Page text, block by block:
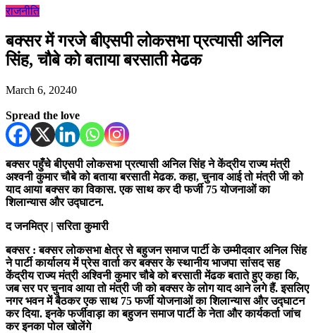
राजनीति
बक्सर में गरजे बीएसपी लोकसभा प्रत्यासी अनिल
सिंह, चौबे को बताया बरसाती मेढक
March 6, 20240
Spread the love
बक्सर पहुँचे बीएसपी लोकसभा प्रत्यासी अनिल सिंह ने केंद्रीय राज्य मंत्री
अश्वनी कुमार चौबे को बताया बरसाती मेढक. कहा, चुनाव आई तो मंत्री जी को
याद आया बक्सर का विकास. एक साथ कर दी फर्जी 75 योजनाओं का
शिलान्यास और उद्घाटन.
द जनमित्र | सरिता कुमारी
बक्सर : बक्सर लोकसभा क्षेत्र से बहुजन समाज पार्टी के उम्मीदवार अनिल सिंह
ने पार्टी कार्यालय में प्रेस वार्ता कर बक्सर के स्थानीय भाजपा सांसद सह
केंद्रीय राज्य मंत्री अश्विनी कुमार चौबे को बरसाती मेंढक बताते हुए कहा कि,
जब सर पर चुनाव आया तो मंत्री जी को बक्सर के लोग याद आने लगे हैं. इसलिए
नगर भवन में बैठकर एक साथ 75 फर्जी योजनाओं का शिलान्यास और उद्घाटन
कर दिया. इनके फर्जीवाड़ा का बहुजन समाज पार्टी के नेता और कार्यकर्ता जांच
कर इनका पोल खोलेंगे